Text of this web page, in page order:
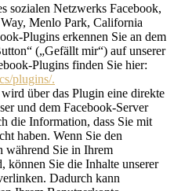
sozialen Netzwerks Facebook,
Menlo Park, California
Plugins erkennen Sie an dem
(„Gefällt mir“) auf unserer
Plugins finden Sie hier:
plugins/.
über das Plugin eine direkte
und dem Facebook-Server
die Information, dass Sie mit
haben. Wenn Sie den
während Sie in Ihrem
können Sie die Inhalte unserer
Dadurch kann